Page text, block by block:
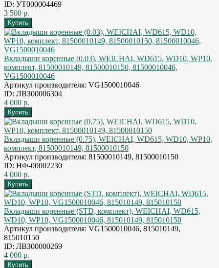
ID: УТ000004469
3 500 р.
Вкладыши коренные (0.03), WEICHAI, WD615, WD10, WP10,
комплект, 81500010149, 81500010150, 81500010046,
VG1500010046
Артикул производителя: VG1500010046
ID: ЛВЗ00006304
4 000 р.
Вкладыши коренные (0.75), WEICHAI, WD615, WD10, WP10,
комплект, 81500010149, 81500010150
Артикул производителя: 81500010149, 81500010150
ID: НФ-00002230
4 000 р.
Вкладыши коренные (STD, комплект), WEICHAI, WD615,
WD10, WP10, VG1500010046, 815010149, 815010150
Артикул производителя: VG1500010046, 815010149,
815010150
ID: ЛВЗ00000269
4 000 р.